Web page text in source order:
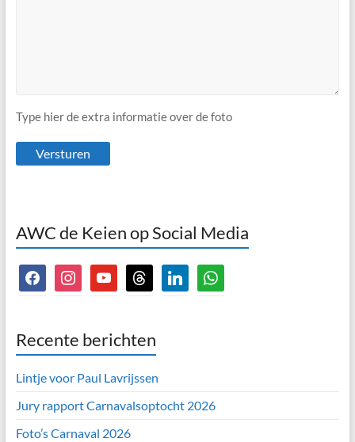
Type hier de extra informatie over de foto
Versturen
AWC de Keien op Social Media
facebookinstagramyoutubethreads linkedinwhatsapp
Recente berichten
Lintje voor Paul Lavrijssen
Jury rapport Carnavalsoptocht 2026
Foto’s Carnaval 2026